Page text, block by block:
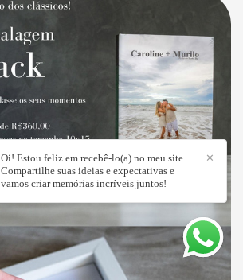
✕
Oi! Estou feliz em recebê-lo(a) no meu site.
Compartilhe suas ideias e expectativas e
vamos criar memórias incríveis juntos!